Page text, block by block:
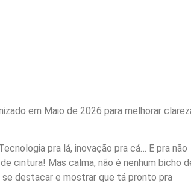
em Maio de 2026 para melhorar
pra lá, inovação pra cá… E pra não
cintura! Mas calma, não é nenhum bicho
destacar e mostrar que tá pronto pra